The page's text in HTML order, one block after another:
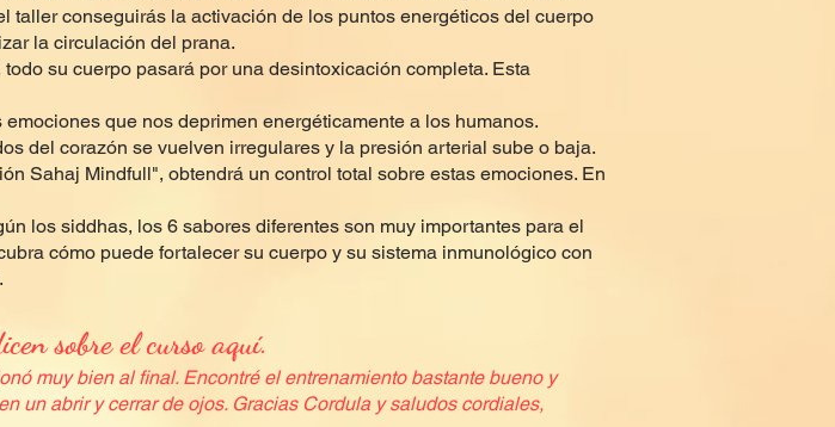
taller conseguirás la activación de los puntos energéticos del cuerpo
la circulación del prana.
su cuerpo pasará por una desintoxicación completa. Esta
que nos deprimen energéticamente a los humanos.
del corazón se vuelven irregulares y la presión arterial sube o baja.
Sahaj Mindfull", obtendrá un control total sobre estas emociones. En
los siddhas, los 6 sabores diferentes son muy importantes para el
cómo puede fortalecer su cuerpo y su sistema inmunológico con
sobre el curso aquí.
muy bien al final. Encontré el entrenamiento bastante bueno y
un abrir y cerrar de ojos. Gracias Cordula y saludos cordiales,